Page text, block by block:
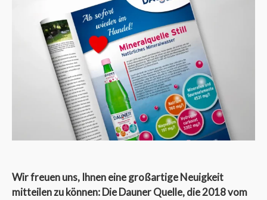
Wir freuen uns, Ihnen eine großartige Neuigkeit
mitteilen zu können: Die Dauner Quelle, die 2018 vom